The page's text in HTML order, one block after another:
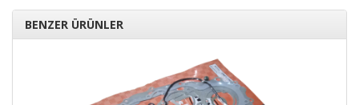
BENZER ÜRÜNLER